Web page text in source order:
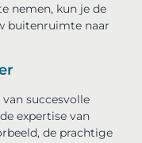
nemen, kun je de
buitenruimte naar
succesvolle
expertise van
de prachtige